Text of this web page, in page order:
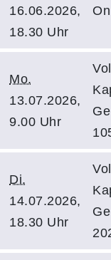
16.06.2026,
18.30 Uhr
Mo.
13.07.2026,
9.00 Uhr
Di.
14.07.2026,
18.30 Uhr